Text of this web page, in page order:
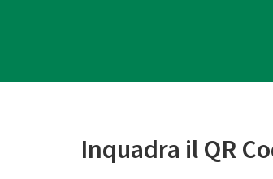
Inquadra il QR